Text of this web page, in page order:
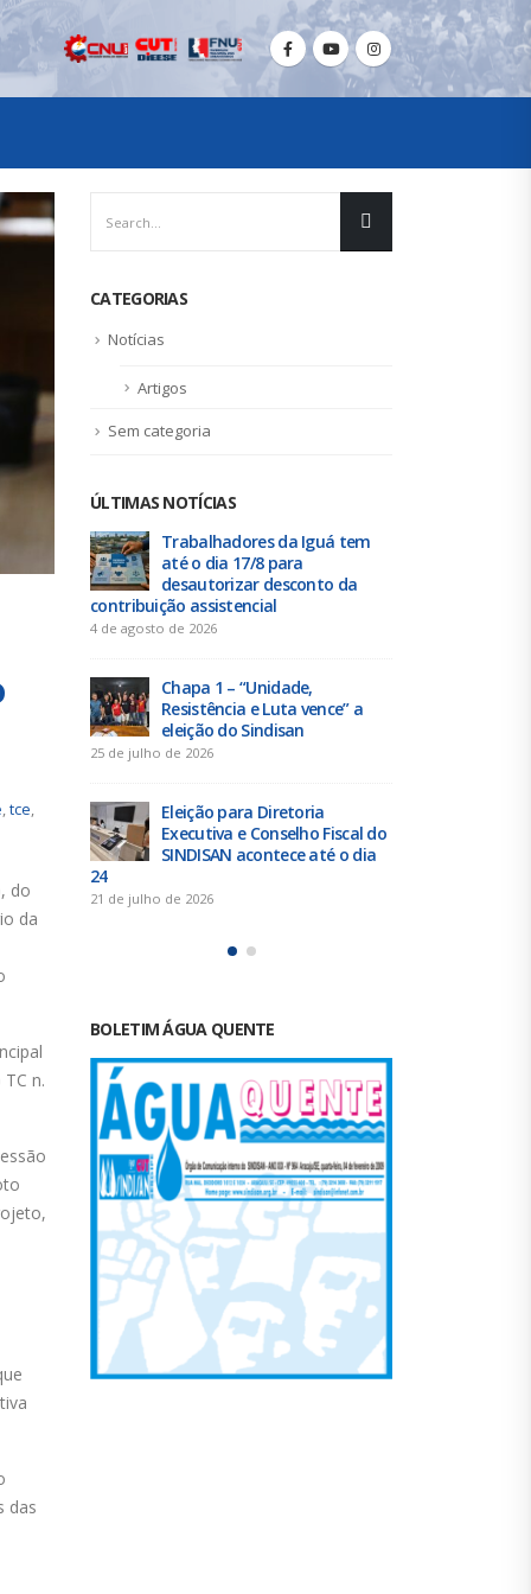
,tce,
do
da
n.
das
CATEGORIAS
Notícias
Artigos
Sem categoria
ÚLTIMAS NOTÍCIAS
tem
a
Duas chapas inscritas para a
eleição do SINDISAN; pleito
acontece de 21 a 24 de julho
19 de junho de 2026
reunião do Comitê de
Saneamento do ConCidades
16 de junho de 2026
Sergipe rejeitam
contraproposta da empresa
para o ACT 2026-2027
11 de junho de 2026
BOLETIM ÁGUA QUENTE